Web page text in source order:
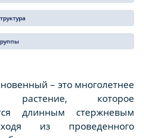
– это многолетнее
растение, которое
длинным стержневым
из проведенного